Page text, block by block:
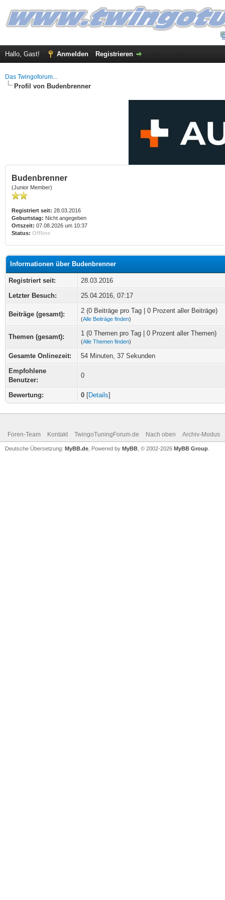
Hallo, Gast! Anmelden Registrieren
Das Twingoforum...
Profil von Budenbrenner
Budenbrenner
(Junior Member)
Registriert seit: 28.03.2016
Geburtstag: Nicht angegeben
Ortszeit: 07.08.2026 um 10:37
Status: Offline
Informationen über Budenbrenner
Registriert seit:
28.03.2016
Letzter Besuch:
25.04.2016, 07:17
Beiträge (gesamt): 2 (0 Beiträge pro Tag | 0 Prozent aller Beiträge)
(Alle Beiträge finden)
Themen (gesamt): 1 (0 Themen pro Tag | 0 Prozent aller Themen)
(Alle Themen finden)
Gesamte Onlinezeit:
54 Minuten, 37 Sekunden
Empfohlene
Benutzer:
0
Bewertung: 0 [Details]
Foren-Team Kontakt TwingoTuningForum.de Nach oben Archiv-Modus
Deutsche Übersetzung: MyBB.de , Powered by MyBB , © 2002-2026 MyBB Group